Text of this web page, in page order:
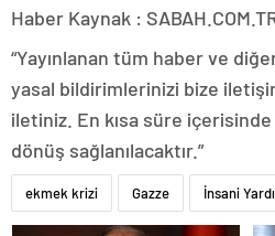
Haber Kaynak :
“Yayınlanan tüm haber ve
yasal bildirimlerinizi bize
iletiniz. En kısa süre
dönüş sağlanılacaktır.”
ekmek krizi Gazze İnsani